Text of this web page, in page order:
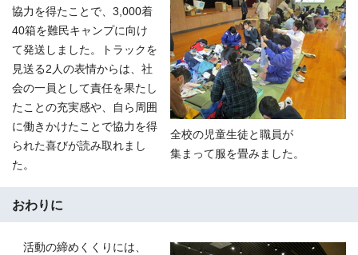
全校の児童生徒と職員が
集まって服を畳みました。
協力を得たことで、3,000着
40箱を難民キャンプに向け
て発送しました。トラックを
見送る2人の表情からは、社
会の一員として責任を果たし
たことの充実感や、自ら周囲
に働きかけたことで協力を得
られた喜びが読み取れまし
た。
おわりに
活動の締めくくりには、